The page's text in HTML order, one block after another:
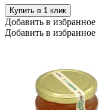
Купить в 1 клик
Добавить в избранное
Добавить в избранное